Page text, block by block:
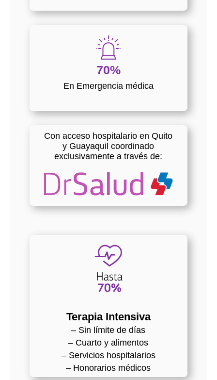
70%
En Emergencia médica
Con acceso hospitalario en Quito
y Guayaquil coordinado
exclusivamente a través de:
Terapia Intensiva
– Sin límite de días
– Cuarto y alimentos
– Servicios hospitalarios
– Honorarios médicos